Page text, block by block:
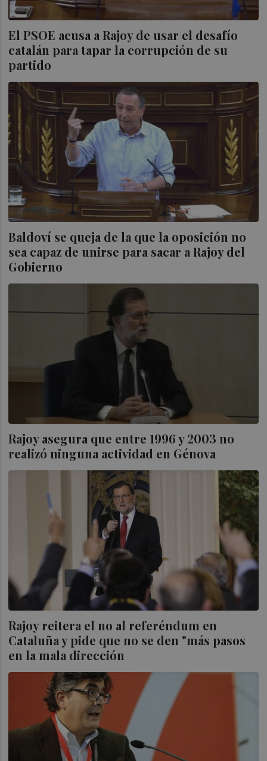
El PSOE acusa a Rajoy de usar el desafío
catalán para tapar la corrupción de su
partido
Baldoví se queja de la que la oposición no
sea capaz de unirse para sacar a Rajoy del
Gobierno
Rajoy asegura que entre 1996 y 2003 no
realizó ninguna actividad en Génova
Rajoy reitera el no al referéndum en
Cataluña y pide que no se den "más pasos
en la mala dirección